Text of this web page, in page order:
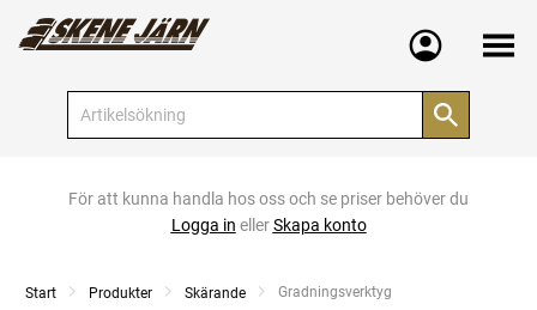
Meny
För att kunna handla hos oss och se priser behöver du
Logga in ellerSkapa konto
Start Produkter Skärande Current:
Gradningsverktyg